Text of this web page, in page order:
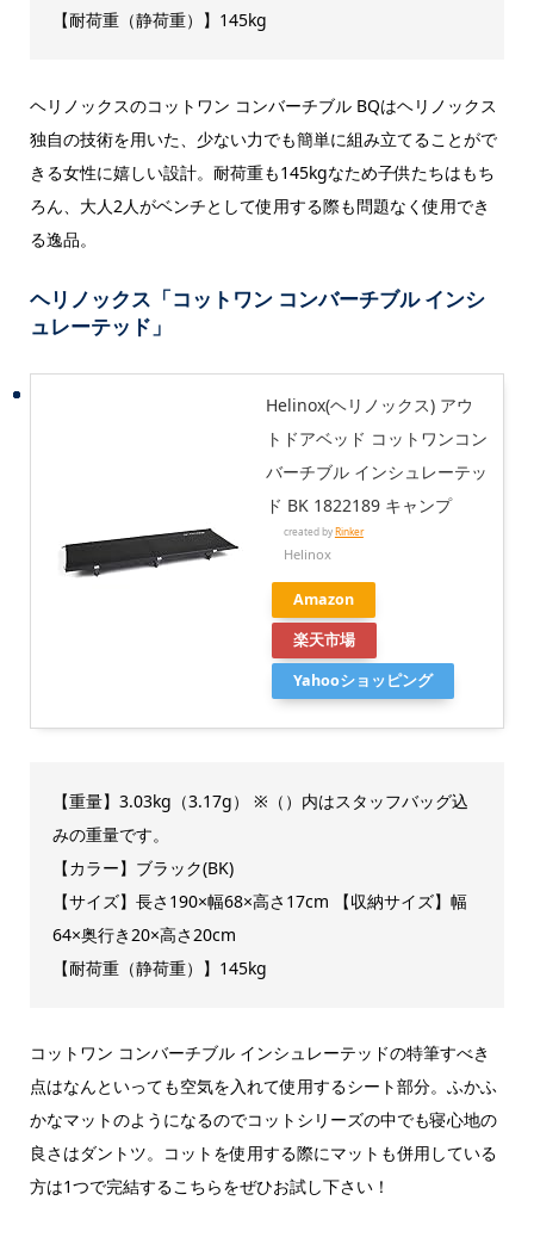
【耐荷重（静荷重）】145kg
ヘリノックスのコットワン コンバーチブル BQはヘリノックス
独自の技術を用いた、少ない力でも簡単に組み立てることがで
きる女性に嬉しい設計。耐荷重も145kgなため子供たちはもち
ろん、大人2人がベンチとして使用する際も問題なく使用でき
る逸品。
ヘリノックス「コットワン コンバーチブル インシ
ュレーテッド」
Helinox(ヘリノックス) アウ
トドアベッド コットワンコン
バーチブル インシュレーテッ
ド BK 1822189 キャンプ
created byRinker
Helinox
Amazon
楽天市場
Yahooショッピング
【重量】3.03kg（3.17g） ※（）内はスタッフバッグ込
みの重量です。
【カラー】ブラック(BK)
【サイズ】長さ190×幅68×高さ17cm 【収納サイズ】幅
64×奥行き20×高さ20cm
【耐荷重（静荷重）】145kg
コットワン コンバーチブル インシュレーテッドの特筆すべき
点はなんといっても空気を入れて使用するシート部分。ふかふ
かなマットのようになるのでコットシリーズの中でも寝心地の
良さはダントツ。コットを使用する際にマットも併用している
方は1つで完結するこちらをぜひお試し下さい！